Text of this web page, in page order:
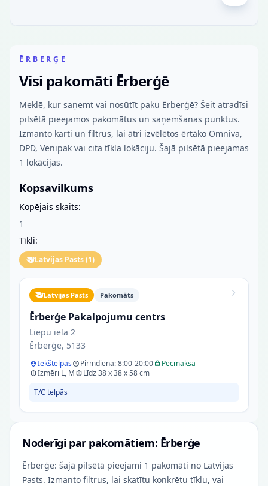
ĒRBERĢE
Visi pakomāti Ērberģē
Meklē, kur saņemt vai nosūtīt paku Ērberģē? Šeit atradīsi
pilsētā pieejamos pakomātus un saņemšanas punktus.
Izmanto karti un filtrus, lai ātri izvēlētos ērtāko Omniva,
DPD, Venipak vai cita tīkla lokāciju. Šajā pilsētā pieejamas
1 lokācijas.
Kopsavilkums
Kopējais skaits:
1
Tīkli:
Latvijas Pasts(1)
Latvijas Pasts Pakomāts
Ērberģe Pakalpojumu centrs
Liepu iela 2
Ērberģe, 5133
Iekštelpās Pirmdiena: 8:00-20:00
Pēcmaksa
Izmēri L, M
Līdz 38 x 38 x 58 cm
T/C telpās
Noderīgi par pakomātiem: Ērberģe
Ērberģe: šajā pilsētā pieejami 1 pakomāti no Latvijas
Pasts. Izmanto filtrus, lai skatītu konkrētu tīklu, vai